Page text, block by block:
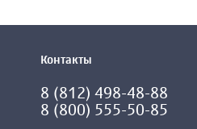
Контакты
8 (812) 498-48-88
8 (800) 555-50-85